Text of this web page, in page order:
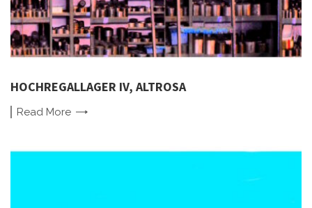
HOCHREGALLAGER IV, ALTROSA
Read More